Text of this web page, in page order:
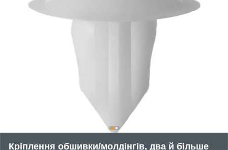
Кріплення обшивки/молдінгів, два й більше